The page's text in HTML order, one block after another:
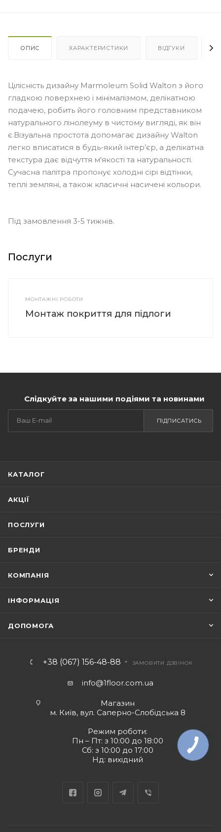
ОПИС ХАРАКТЕРИСТИКИ ВІДГУКИ
Цілісність дизайну Marmoleum Solid Walton з його
гладкою поверхнею і мінімалізмом, делікатною
подачею, робить його головним представником
натурального лінолеуму в чистому вигляді, як він
є.Візуальна простота допомагає дизайну Walton
легко вписатися в будь-який інтер’єр, а делікатна
текстура дає відчуття м'якості та натуральності.
Сучасна палітра пропонує холодні сірі відтінки,
теплі земляні, а також класичні насичені кольори.
Під замовлення 3-5 тижнів.
Послуги
МОНТАЖНІ РОБОТИ
Монтаж покриття для підлоги
Слідкуйте за нашими подіями та новинами
ПІДПИСАТИСЬ
КАТАЛОГ
АКЦІЇ
ПОСЛУГИ
БРЕНДИ
КОМПАНІЯ
ІНФОРМАЦІЯ
ДОПОМОГА
+38 (067) 156-48-88 ЗАМОВИТИ ДЗВІНОК
info@1floor.com.ua
Магазин
м. Київ, вул. Саперно-Слобідська 8
Режим роботи:
Пн – Пт: з 10:00 до 18:00
Сб: з 10:00 до 17:00
Нд: вихідний